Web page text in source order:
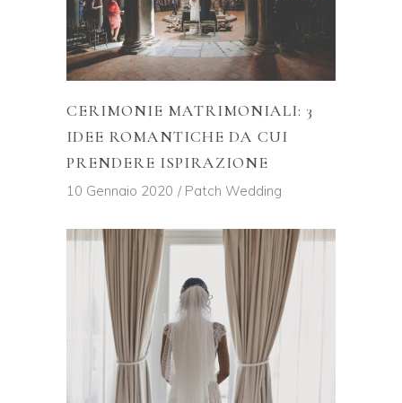
CERIMONIE MATRIMONIALI: 3
IDEE ROMANTICHE DA CUI
PRENDERE ISPIRAZIONE
10 Gennaio 2020 Patch Wedding